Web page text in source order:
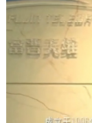
公司新闻|
武警综合
公司新闻|
科技赋